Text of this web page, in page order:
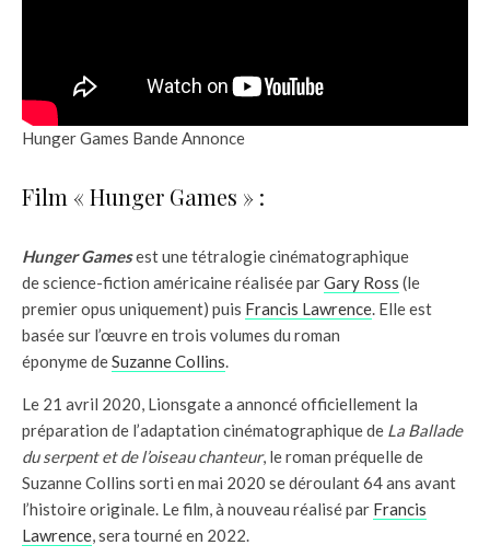
Hunger Games Bande Annonce
Film « Hunger Games » :
Hunger Gamesest une tétralogie cinématographique
de science-fiction américaine réalisée parGary Ross (le
premier opus uniquement) puis Francis Lawrence. Elle est
basée sur l’œuvre en trois volumes du roman
éponyme deSuzanne Collins.
Le 21 avril 2020, Lionsgate a annoncé officiellement la
préparation de l’adaptation cinématographique de La Ballade
du serpent et de l’oiseau chanteur, le roman préquelle de
Suzanne Collins sorti en mai 2020 se déroulant 64 ans avant
l’histoire originale. Le film, à nouveau réalisé par Francis
Lawrence, sera tourné en 2022.